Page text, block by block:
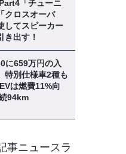
「チューニ
クロスオーバ
してスピーカー
き出す！
に659万円の入
特別仕様車2種も
は燃費11%向
94km
事ニュースラ